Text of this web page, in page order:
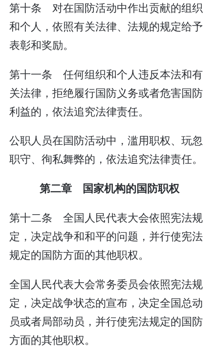
第十条 对在国防活动中作出贡献的组织
和个人，依照有关法律、法规的规定给予
表彰和奖励。
第十一条 任何组织和个人违反本法和有
关法律，拒绝履行国防义务或者危害国防
利益的，依法追究法律责任。
公职人员在国防活动中，滥用职权、玩忽
职守、徇私舞弊的，依法追究法律责任。
第二章 国家机构的国防职权
第十二条 全国人民代表大会依照宪法规
定，决定战争和和平的问题，并行使宪法
规定的国防方面的其他职权。
全国人民代表大会常务委员会依照宪法规
定，决定战争状态的宣布，决定全国总动
员或者局部动员，并行使宪法规定的国防
方面的其他职权。